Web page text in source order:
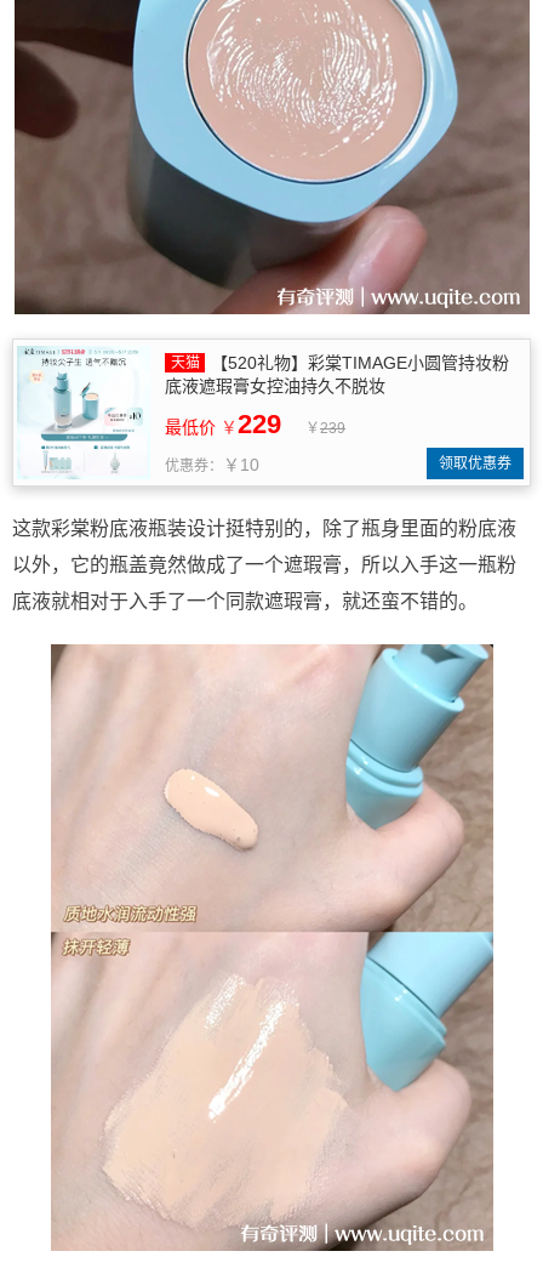
【520礼物】彩棠TIMAGE小圆管持妆粉
底液遮瑕膏女控油持久不脱妆
最低价 ￥229 ￥239
优惠券： ￥10 领取优惠券
这款彩棠粉底液瓶装设计挺特别的，除了瓶身里面的粉底液
以外，它的瓶盖竟然做成了一个遮瑕膏，所以入手这一瓶粉
底液就相对于入手了一个同款遮瑕膏，就还蛮不错的。